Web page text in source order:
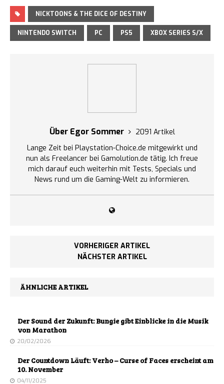
NICKTOONS & THE DICE OF DESTINY
NINTENDO SWITCH PC PS5 XBOX SERIES S/X
Über Egor Sommer
2091 Artikel
Lange Zeit bei Playstation-Choice.de mitgewirkt und
nun als Freelancer bei Gamolution.de tätig. Ich freue
mich darauf euch weiterhin mit Tests, Specials und
News rund um die Gaming-Welt zu informieren.
VORHERIGER ARTIKEL
NÄCHSTER ARTIKEL
ÄHNLICHE ARTIKEL
Der Sound der Zukunft: Bungie gibt Einblicke in die Musik
von Marathon
20/02/2026
Der Countdown Läuft: Verho – Curse of Faces erscheint am
10. November
04/11/2025